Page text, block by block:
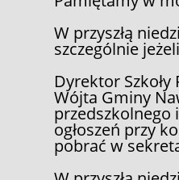
W przyszłą
szczególnie
Dyrektor
Wójta Gminy
przedszkolnego
ogłoszeń przy
pobrać w